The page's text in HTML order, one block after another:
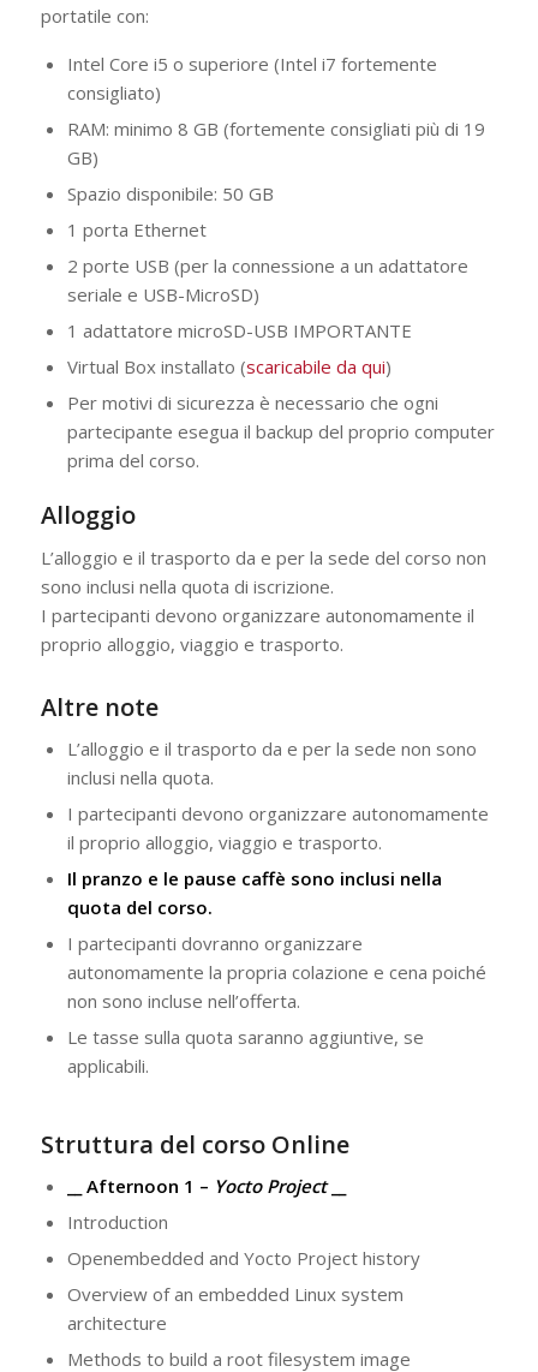
portatile con:
Intel Core i5 o superiore (Intel i7 fortemente
consigliato)
RAM: minimo 8 GB (fortemente consigliati più di 19
GB)
Spazio disponibile: 50 GB
1 porta Ethernet
2 porte USB (per la connessione a un adattatore
seriale e USB-MicroSD)
1 adattatore microSD-USB IMPORTANTE
Virtual Box installato (scaricabile da qui)
Per motivi di sicurezza è necessario che ogni
partecipante esegua il backup del proprio computer
prima del corso.
Alloggio
L’alloggio e il trasporto da e per la sede del corso non
sono inclusi nella quota di iscrizione.
I partecipanti devono organizzare autonomamente il
proprio alloggio, viaggio e trasporto.
Altre note
L’alloggio e il trasporto da e per la sede non sono
inclusi nella quota.
I partecipanti devono organizzare autonomamente
il proprio alloggio, viaggio e trasporto.
Il pranzo e le pause caffè sono inclusi nella
quota del corso.
I partecipanti dovranno organizzare
autonomamente la propria colazione e cena poiché
non sono incluse nell’offerta.
Le tasse sulla quota saranno aggiuntive, se
applicabili.
Struttura del corso Online
__ Afternoon 1 – Yocto Project
Introduction
Openembedded and Yocto Project history
Overview of an embedded Linux system
architecture
Methods to build a root filesystem image